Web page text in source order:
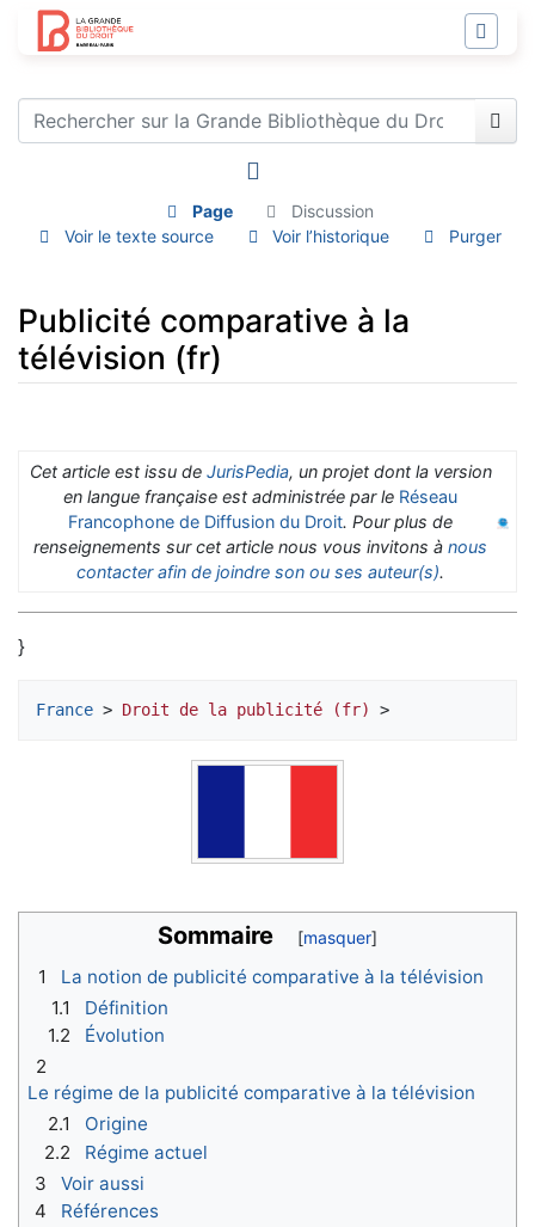
Page
Discussion
Voir le texte source
Voir l’historique Purger
Publicité comparative à la
télévision (fr)
Cet article est issu de JurisPedia, un projet dont la version
en langue française est administrée par le Réseau
Francophone de Diffusion du Droit. Pour plus de
renseignements sur cet article nous vous invitons à nous
contacter afin de joindre son ou ses auteur(s).
}
France > Droit de la publicité (fr)
Sommaire
1
La notion de publicité comparative à la télévision
1.1
Définition
1.2
Évolution
2
Le régime de la publicité comparative à la télévision
2.1
Origine
2.2
Régime actuel
3
Voir aussi
4
Références